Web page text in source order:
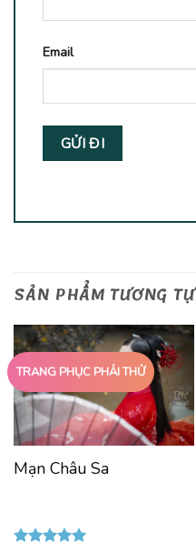
Email
SẢN PHẨM TƯƠNG TỰ
TRANG PHỤC PHẢI THỬ
Mạn Châu Sa